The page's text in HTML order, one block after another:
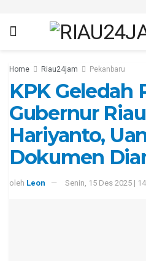
Home Riau24jam Pekanbaru
KPK Geledah
Gubernur
Hariyanto,
Dokumen
oleh Leon Senin, 15 Des 2025 |